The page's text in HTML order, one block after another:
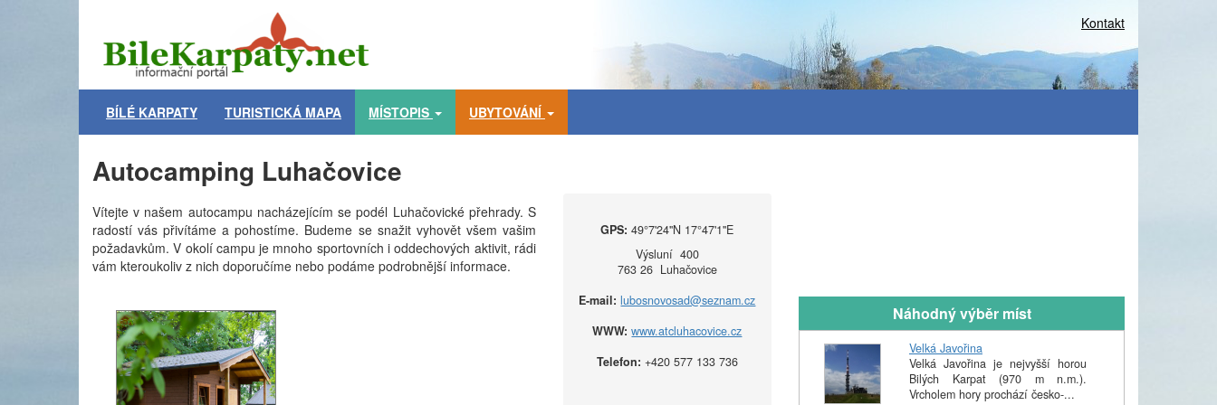
Kontakt
BÍLÉ KARPATY TURISTICKÁ MAPA MÍSTOPIS UBYTOVÁNÍ
Autocamping Luhačovice
Vítejte v našem autocampu nacházejícím se podél Luhačovické přehrady. S
radostí vás přivítáme a pohostíme. Budeme se snažit vyhovět všem vašim
požadavkům. V okolí campu je mnoho sportovních i oddechových aktivit, rádi
vám kteroukoliv z nich doporučíme nebo podáme podrobnější informace.
GPS:49°7'24''N 17°47'1''E
Výsluní 400
763 26 Luhačovice
E-mail: lubosnovosad@seznam.cz
WWW: www.atcluhacovice.cz
Telefon: +420 577 133 736
Náhodný výběr míst
Velká Javořina
Velká Javořina je nejvyšší horou
Bilých Karpat (970 m n.m.).
Vrcholem hory prochází česko-...